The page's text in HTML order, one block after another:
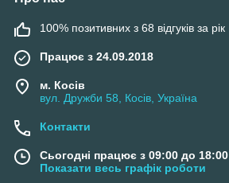
100% позитивних з 68 відгуків за рік
Працює з 24.09.2018
м. Косів
вул. Дружби 58, Косів, Україна
Контакти
Сьогодні працює з 09:00 до 18:00
Показати весь графік роботи